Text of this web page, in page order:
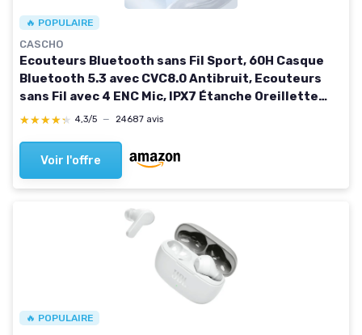
🔥 POPULAIRE
CASCHO
Ecouteurs Bluetooth sans Fil Sport, 60H Casque
Bluetooth 5.3 avec CVC8.0 Antibruit, Ecouteurs
sans Fil avec 4 ENC Mic, IPX7 Étanche Oreillette
Bluetooth, Écouteurs Bluetooth pour Running Noir
★★★★★
★★★★★ 4,3/5 — 24687 avis
Voir l'offre
🔥 POPULAIRE